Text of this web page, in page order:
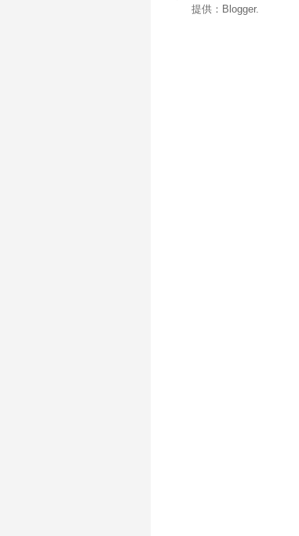
提供： Blogger.